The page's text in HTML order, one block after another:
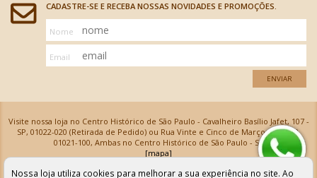
CADASTRE-SE E RECEBA NOSSAS NOVIDADES E PROMOÇÕES.
Nome
Email
ENVIAR
Visite nossa loja no Centro Histórico de São Paulo - Cavalheiro Basílio Jafet, 107 -
SP, 01022-020 (Retirada de Pedido) ou Rua Vinte e Cinco de Março, 576 - SP,
01021-100, Ambas no Centro Histórico de São Paulo - SP
[mapa]
Armarinhos Santa Cecília Ltda | CNPJ: 61.069.639/0001-18
Nossa loja utiliza cookies para melhorar a sua experiência no site. Ao